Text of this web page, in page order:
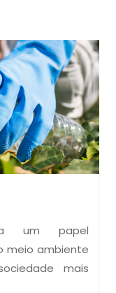
um papel
meio ambiente
mais